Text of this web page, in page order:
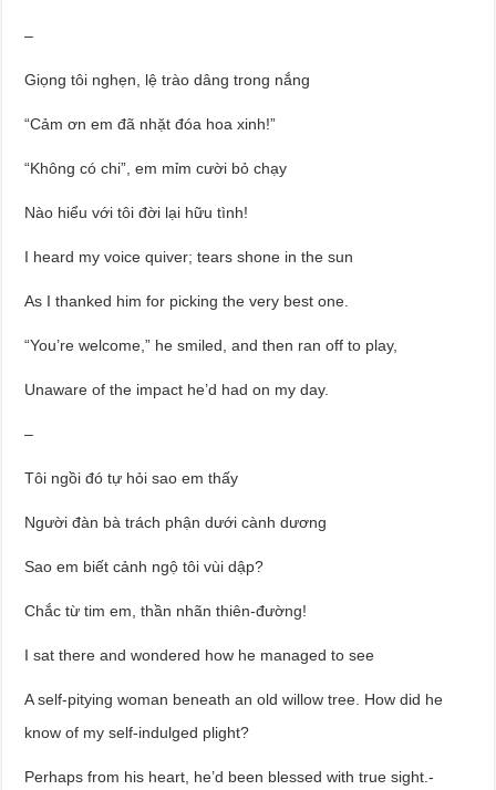
–
Giọng tôi nghẹn, lệ trào dâng trong nắng
“Cảm ơn em đã nhặt đóa hoa xinh!”
“Không có chi”, em mỉm cười bỏ chạy
Nào hiểu với tôi đời lại hữu tình!
I heard my voice quiver; tears shone in the sun
As I thanked him for picking the very best one.
“You’re welcome,” he smiled, and then ran off to play,
Unaware of the impact he’d had on my day.
–
Tôi ngồi đó tự hỏi sao em thấy
Người đàn bà trách phận dưới cành dương
Sao em biết cảnh ngộ tôi vùi dập?
Chắc từ tim em, thần nhãn thiên-đường!
I sat there and wondered how he managed to see
A self-pitying woman beneath an old willow tree. How did he
know of my self-indulged plight?
Perhaps from his heart, he’d been blessed with true sight.-